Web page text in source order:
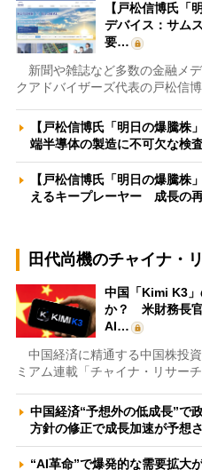
【戸松信博氏「
デバイス：サム
要…
新聞や雑誌など多数の金融メ
クアドバイザーズ代表の戸松信
【戸松信博氏「明日の爆騰株
端半導体の製造に不可欠な検
【戸松信博氏「明日の爆騰株
えるキープレーヤー 成長の
田代尚機のチャイナ・
中国「Kimi K3
か？ 米財務長官
AI…
中国経済に精通する中国株投
ミアム連載「チャイナ・リサー
中国経済“予想外の低成長”
方針の修正で成長加速が予想
“AI革命”で爆発的な需要拡大